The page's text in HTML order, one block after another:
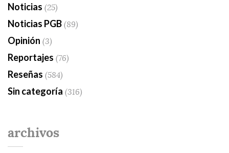
Noticias (25)
Noticias PGB(89)
Opinión (3)
Reportajes (76)
Reseñas (584)
Sin categoría (316)
archivos